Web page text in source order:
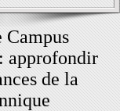
Campus
approfondir
de la